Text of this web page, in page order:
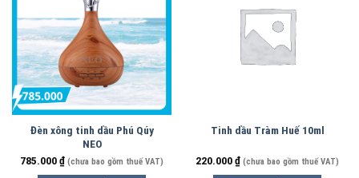
Đèn xông tinh dầu Phú Qúy
NEO
785.000₫ (chưa bao gồm thuế VAT)
Tinh dầu Tràm Huế 10ml
220.000₫ (chưa bao gồm thuế VAT)